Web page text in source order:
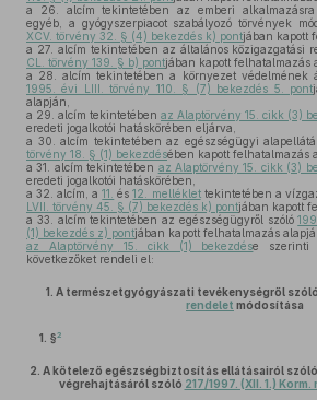
a 26. alcím tekintetében az emberi
egyéb, a gyógyszerpiacot szabályozó törvények
XCV. törvény 32. § (4) bekezdés k) pontjában kapott
a 27. alcím tekintetében az általános közigazgatási
CL. törvény 139. § b) pontjában kapott felhatalmazás
a 28. alcím tekintetében a környezet védelmének
1995. évi LIII. törvény 110. § (7) bekezdés 5. pont
alapján,
a 29. alcím tekintetében az Alaptörvény 15. cikk (3)
eredeti jogalkotói hatáskörében eljárva,
a 30. alcím tekintetében az egészségügyi
törvény 18. § (1) bekezdésében kapott felhatalmazás
a 31. alcím tekintetében az Alaptörvény 15. cikk (3)
eredeti jogalkotói hatáskörében,
a 32. alcím, a11. és12. melléklettekintetében a
LVII. törvény 45. § (7) bekezdés k) pontjában kapott
a 33. alcím tekintetében az egészségügyről szóló
(1) bekezdés z) pontjában kapott felhatalmazás
az Alaptörvény 15. cikk (1) bekezdése szerinti
következőket rendeli el:
1. A természetgyógyászati tevékenységről szóló
rendelet módosítása
1. §2
2. A kötelező egészségbiztosítás ellátásairól szóló
végrehajtásáról szóló 217/1997. (XII. 1.)